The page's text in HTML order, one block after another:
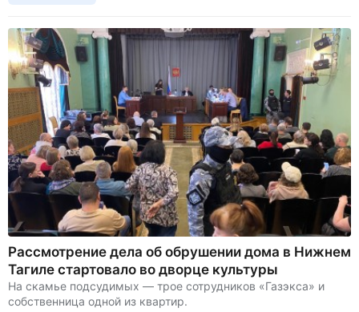
Рассмотрение дела об обрушении дома в Нижнем
Тагиле стартовало во дворце культуры
На скамье подсудимых — трое сотрудников «Газэкса» и
собственница одной из квартир.